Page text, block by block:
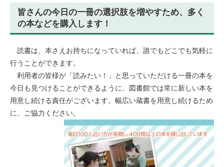
皆さんの今日の一冊の選択肢を増やすため、多く
の本などを購入します！
読書は、本さえお持ちになっていれば、誰でもどこでも気軽に
行うことができます。
利用者の皆様が「読みたい！」と思っていただける一冊の本を
今日も見つけることができるように、図書館では常に新しい本を
用意し続ける責任がございます。幅広い蔵書を用意し続けるため
に、ご協力ください。